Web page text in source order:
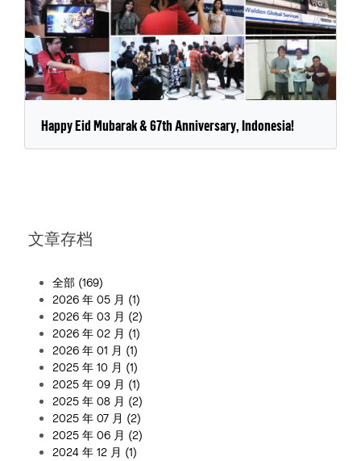
Happy Eid Mubarak & 67th Anniversary, Indonesia!
文章存档
全部 (169)
2026 年 05 月 (1)
2026 年 03 月 (2)
2026 年 02 月 (1)
2026 年 01 月 (1)
2025 年 10 月 (1)
2025 年 09 月 (1)
2025 年 08 月 (2)
2025 年 07 月 (2)
2025 年 06 月 (2)
2024 年 12 月 (1)